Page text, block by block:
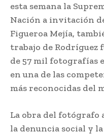
esta semana la
Nación a invitación
Figueroa Mejía,
trabajo de Rodríguez
de 57 mil fotografías
en una de las
más reconocidas del
La obra del fotógrafo
la denuncia social y